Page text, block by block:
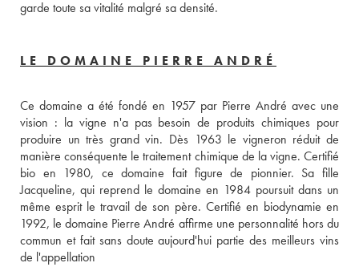
LE DOMAINE PIERRE ANDRÉ
Ce domaine a été fondé en 1957 par Pierre André avec une
vision : la vigne n'a pas besoin de produits chimiques pour
produire un très grand vin. Dès 1963 le vigneron réduit de
manière conséquente le traitement chimique de la vigne. Certifié
bio en 1980, ce domaine fait figure de pionnier. Sa fille
Jacqueline, qui reprend le domaine en 1984 poursuit dans un
même esprit le travail de son père. Certifié en biodynamie en
1992, le domaine Pierre André affirme une personnalité hors du
commun et fait sans doute aujourd'hui partie des meilleurs vins
de l'appellation